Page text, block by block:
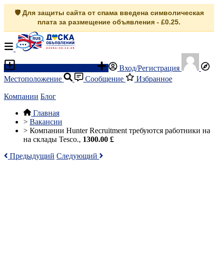
🛡️ Для защиты сайта от спама введена символическая
плата за размещение объявления - £0.25.
Вход/Регистрация
Местоположение
Сообщение Избранное
Компании Блог
Главная
> Вакансии
> Компании Hunter Recruitment требуются работники на
на склады Tesco., 1300.00 £
Предыдущий Следующий